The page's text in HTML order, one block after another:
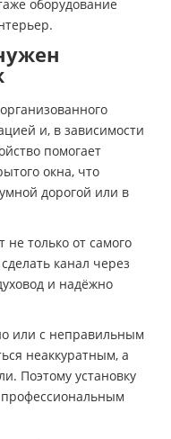
оборудование
и, в зависимости
помогает
окна, что
дорогой или в
не только от самого
канал через
и надёжно
или с неправильным
неаккуратным, а
Поэтому установку